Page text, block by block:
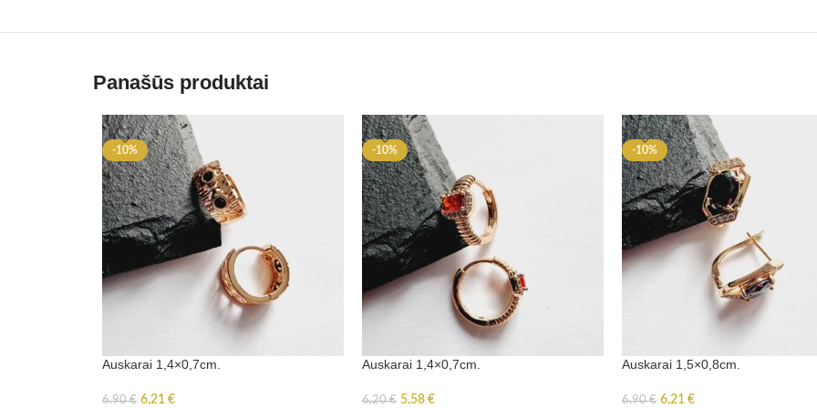
Panašūs produktai
-10%
Auskarai 1,4×0,7cm.
6,90€ 6,21 €
-10%
Auskarai 1,4×0,7cm.
6,20€ 5,58 €
-10%
Auskarai 1,5×0,8cm.
6,90€ 6,21 €